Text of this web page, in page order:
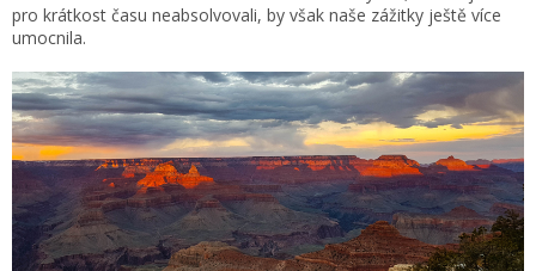
pro krátkost času neabsolvovali, by však naše zážitky ještě více
umocnila.